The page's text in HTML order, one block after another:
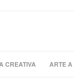
CREATIVA ARTE